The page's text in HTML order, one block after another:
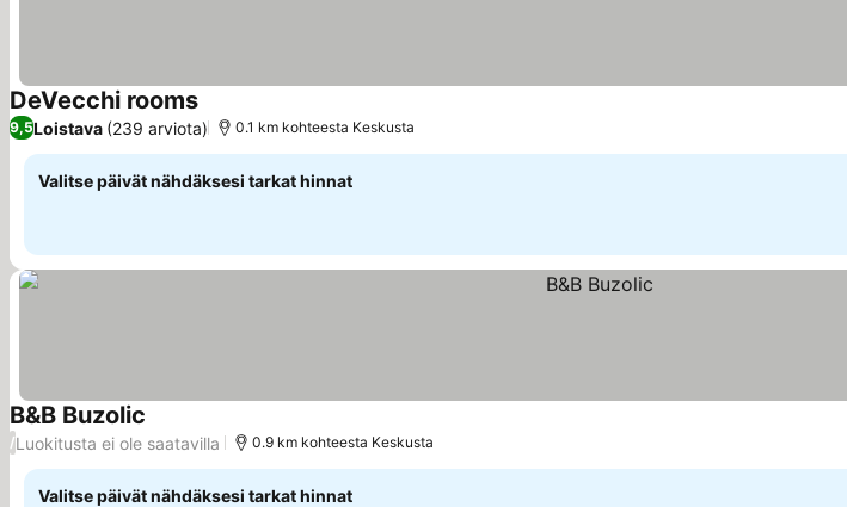
DeVecchi roomsKatso hinnat
9,5Loistava (239 arviota) 0.1 km kohteesta Keskusta
Valitse päivät nähdäksesi tarkat hinnat
B&B Buzolic Katso hinnat
/Luokitusta ei ole saatavilla 0.9 km kohteesta Keskusta
Valitse päivät nähdäksesi tarkat hinnat